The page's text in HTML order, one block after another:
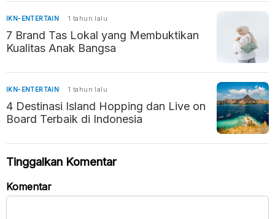
IKN-ENTERTAIN 1 tahun lalu
7 Brand Tas Lokal yang Membuktikan
Kualitas Anak Bangsa
IKN-ENTERTAIN 1 tahun lalu
4 Destinasi Island Hopping dan Live on
Board Terbaik di Indonesia
Tinggalkan Komentar
Komentar